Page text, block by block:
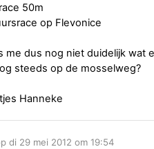
50m
op Flevonice
me dus nog niet duidelijk wat
steeds op de mosselweg?
Hanneke
di 29 mei 2012 om 19:54